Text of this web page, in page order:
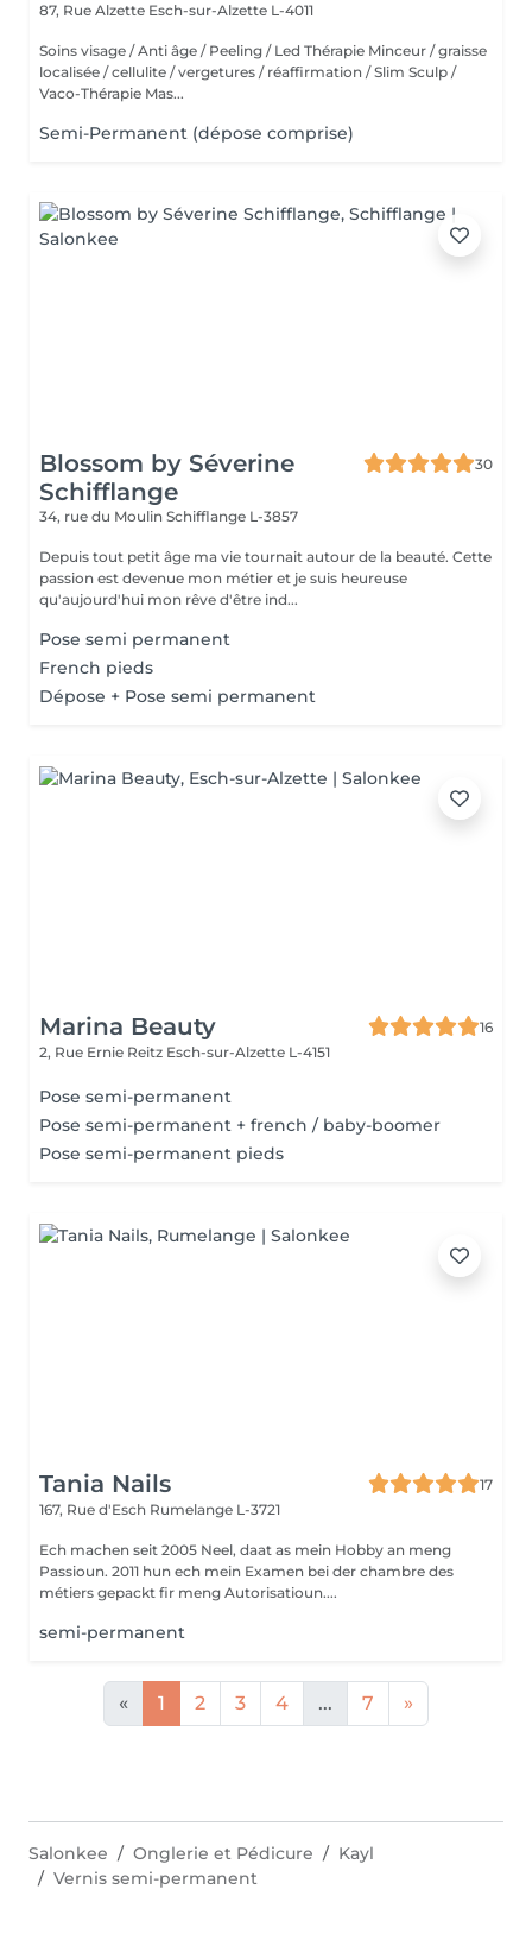
87, Rue Alzette Esch-sur-Alzette L-4011
Soins visage / Anti âge / Peeling / Led Thérapie Minceur / graisse
localisée / cellulite / vergetures / réaffirmation / Slim Sculp /
Vaco-Thérapie Mas...
Semi-Permanent (dépose comprise)
Blossom by Séverine
Schifflange
30
34, rue du Moulin Schifflange L-3857
Depuis tout petit âge ma vie tournait autour de la beauté. Cette
passion est devenue mon métier et je suis heureuse
qu'aujourd'hui mon rêve d'être ind...
Pose semi permanent
French pieds
Dépose + Pose semi permanent
Marina Beauty
16
2, Rue Ernie Reitz Esch-sur-Alzette L-4151
Pose semi-permanent
Pose semi-permanent + french / baby-boomer
Pose semi-permanent pieds
Tania Nails
17
167, Rue d'Esch Rumelange L-3721
Ech machen seit 2005 Neel, daat as mein Hobby an meng
Passioun. 2011 hun ech mein Examen bei der chambre des
métiers gepackt fir meng Autorisatioun....
semi-permanent
« 1 2 3 4 ... 7 »
Salonkee Onglerie et Pédicure
Kayl
Vernis semi-permanent